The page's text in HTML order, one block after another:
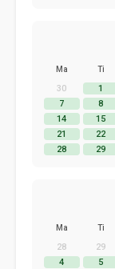
Ma Ti
30 1
7
8
14
15
21
22
28
29
Ma Ti
28 29
4
5